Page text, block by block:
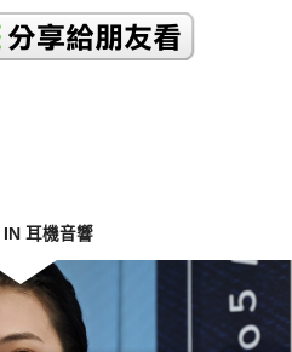
IN 耳機音響